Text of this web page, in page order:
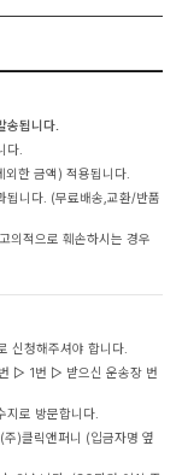
송됩니다.
다.
한 금액) 적용됩니다.
니다. (무료배송,교환/반품
의적으로 훼손하시는 경우
신청해주셔야 합니다.
▷ 1번 ▷ 받으신 운송장 번
지로 방문합니다.
)클릭앤퍼니 (입금자명 옆